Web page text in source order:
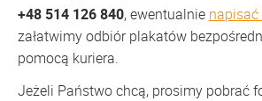
+48 514 126 840, ewentualnie
załatwimy odbiór plakatów
pomocą kuriera.
Jeżeli Państwo chcą, prosimy pobrać